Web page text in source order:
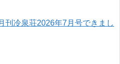
刊冷泉荘2026年7月号できまし